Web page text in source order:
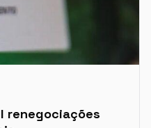
renegociações